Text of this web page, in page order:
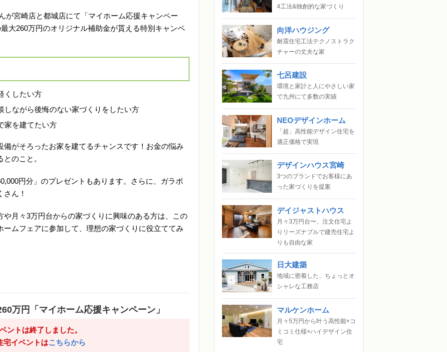
が宮崎店と都城店にて「マイホーム応援キャンペー
大260万円のオリジナル補助金が貰える特別キャンペ
くしたい方
しながら後悔のない家づくりをしたい方
家を建てたい方
がそろったお家を建てるチャンスです！お金の悩み
のこと。
円分」のプレゼントもあります。さらに、ガラポ
ん！
月々3万円台からの家づくりに興味のある方は、この
ムフェアに参加して、理想の家づくりに役立ててみ
万円「マイホーム応援キャンペーン」
ントは終了しました。
宅イベントはこちらから
4工法&独創的な家づくり
向洋ハウジング
耐震住宅工法テクノストラク
チャーの丈夫な家
七呂建設
環境と家計と人にやさしい家
で九州にて多数の実績
NEOデザインホーム
「超」高性能デザイン住宅を
適正価格で実現
デザインハウス宮崎
3つのブランドでお客様にあ
った家づくりを提案
デイジャストハウス
月々3万円台〜、注文住宅よ
りリーズナブルで建売住宅よ
りも自由な家
日大建築
地域に密着した、ちょっとオ
シャレな工務店
マルケンホーム
月々5万円から叶う高性能×コ
ミコミ仕様×ハイデザイン住
宅